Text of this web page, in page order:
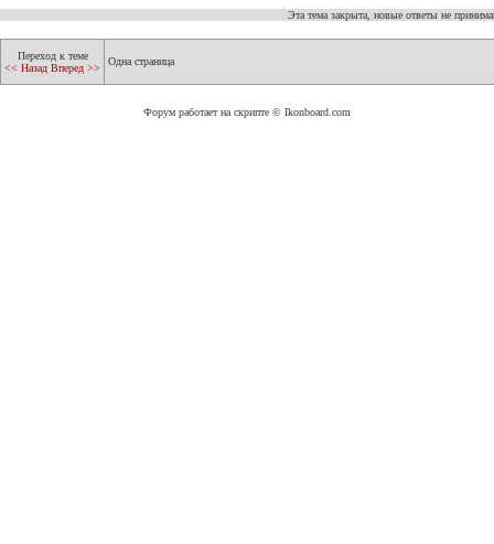
Эта тема закрыта, новые ответы не
Переход к теме
<< Назад Вперед >>
Одна страница
Форум работает на скрипте © Ikonboard.com